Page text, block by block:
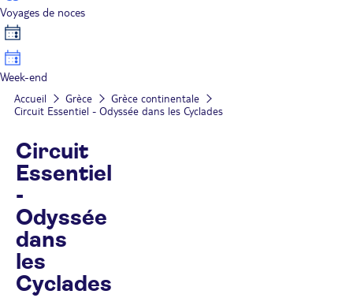
Voyages de noces
Week-end
Accueil Grèce
Grèce continentale
Circuit Essentiel - Odyssée dans les Cyclades
Circuit
Essentiel
-
Odyssée
dans
les
Cyclades